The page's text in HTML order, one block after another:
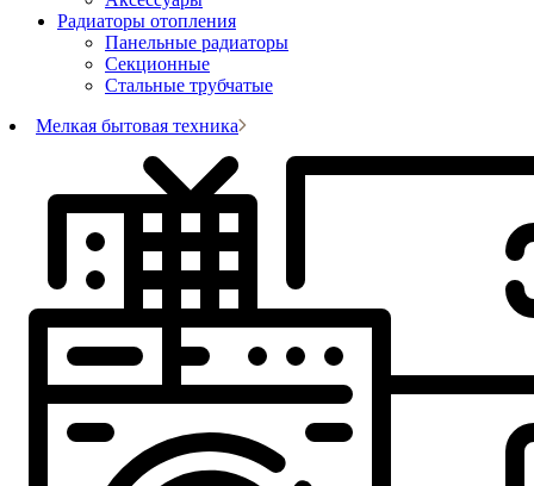
Радиаторы отопления
Панельные радиаторы
Секционные
Стальные трубчатые
Мелкая бытовая техника